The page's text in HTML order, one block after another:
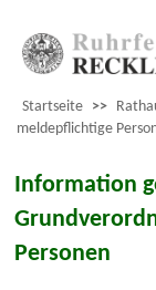
Startseite >>
meldepflichtige
Information
Personen